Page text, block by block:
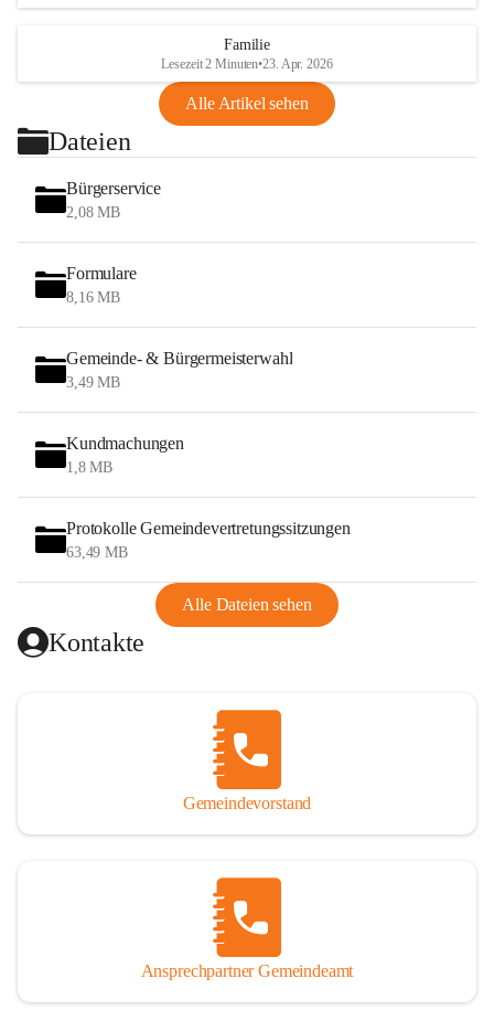
Familie
Lesezeit 2 Minuten•23. Apr. 2026
Alle Artikel sehen
Dateien
Bürgerservice
2,08 MB
Formulare
8,16 MB
Gemeinde- & Bürgermeisterwahl
3,49 MB
Kundmachungen
1,8 MB
Protokolle Gemeindevertretungssitzungen
63,49 MB
Alle Dateien sehen
Kontakte
Gemeindevorstand
Ansprechpartner Gemeindeamt